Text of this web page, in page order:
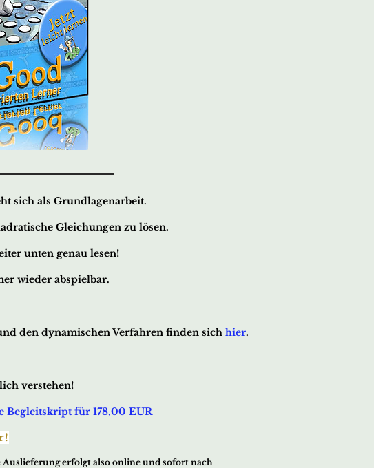
sich als Grundlagenarbeit.
Gleichungen zu lösen.
unten genau lesen!
wieder abspielbar.
nd den dynamischen Verfahren finden sich hier.
verstehen!
Begleitskript für 178,00 EUR
erfolgt also online und sofort nach